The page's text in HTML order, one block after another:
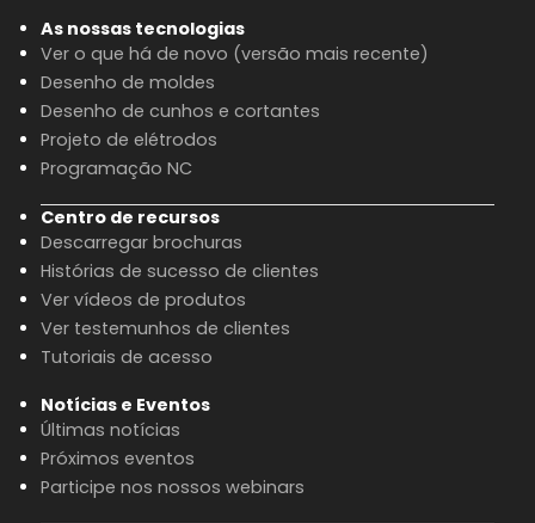
As nossas tecnologias
Ver o que há de novo (versão mais recente)
Desenho de moldes
Desenho de cunhos e cortantes
Projeto de elétrodos
Programação NC
Centro de recursos
Descarregar brochuras
Histórias de sucesso de clientes
Ver vídeos de produtos
Ver testemunhos de clientes
Tutoriais de acesso
Notícias e Eventos
Últimas notícias
Próximos eventos
Participe nos nossos webinars